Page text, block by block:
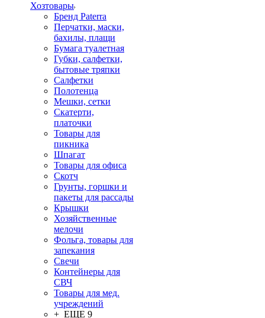
Хозтовары
Бренд Paterra
Перчатки, маски,
бахилы, плащи
Бумага туалетная
Губки, салфетки,
бытовые тряпки
Салфетки
Полотенца
Мешки, сетки
Скатерти,
платочки
Товары для
пикника
Шпагат
Товары для офиса
Скотч
Грунты, горшки и
пакеты для рассады
Крышки
Хозяйственные
мелочи
Фольга, товары для
запекания
Свечи
Контейнеры для
СВЧ
Товары для мед.
учреждений
+ ЕЩЕ 9